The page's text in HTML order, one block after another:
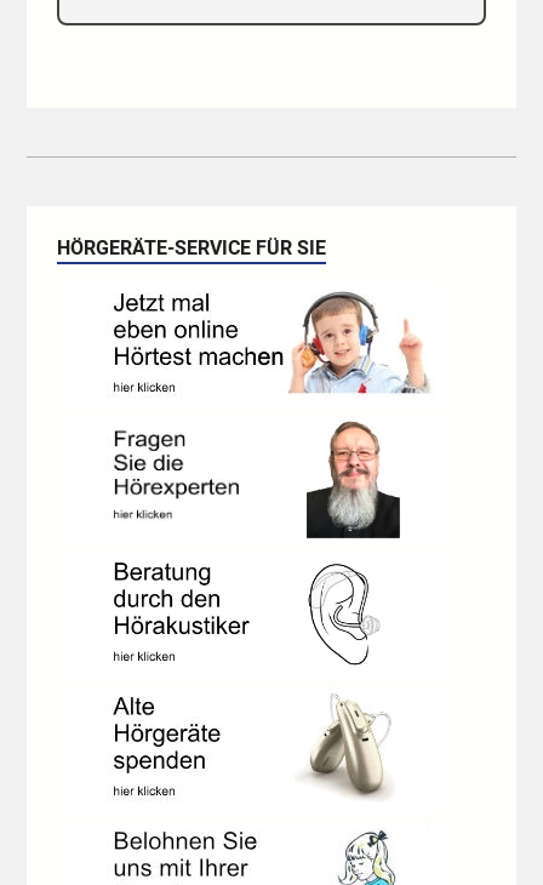
HÖRGERÄTE-SERVICE FÜR SIE